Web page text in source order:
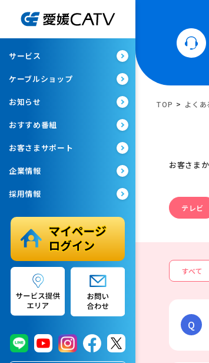
サービス
ケーブルショップ
お知らせ
おすすめ番組
お客さまサポート
企業情報
採用情報
TOP > よくあ
お客さま
テレビ
すべて
Q